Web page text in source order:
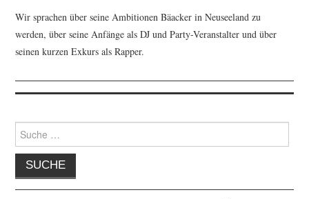
Wir sprachen über seine Ambitionen Bäacker in Neuseeland zu
werden, über seine Anfänge als DJ und Party-Veranstalter und über
seinen kurzen Exkurs als Rapper.
nach: